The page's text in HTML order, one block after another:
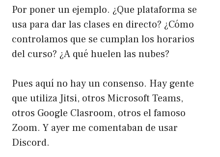
Por poner un ejemplo. ¿Que plataforma se
usa para dar las clases en directo? ¿Cómo
controlamos que se cumplan los horarios
del curso? ¿A qué huelen las nubes?
Pues aquí no hay un consenso. Hay gente
que utiliza Jitsi, otros Microsoft Teams,
otros Google Clasroom, otros el famoso
Zoom. Y ayer me comentaban de usar
Discord.